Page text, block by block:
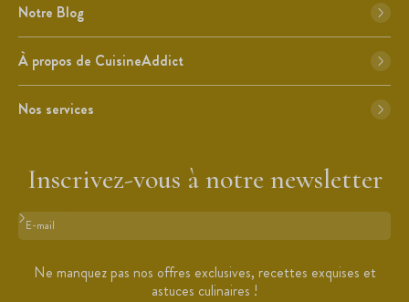
Notre Blog
À propos de CuisineAddict
Nos services
Inscrivez-vous à notre newsletter
Format : adresse@email.com
Ne manquez pas nos offres exclusives, recettes exquises et
astuces culinaires !